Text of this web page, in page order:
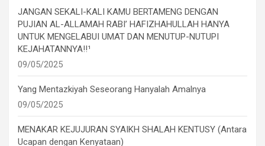
JANGAN SEKALI-KALI KAMU BERTAMENG DENGAN
PUJIAN AL-ALLAMAH RABI’ HAFIZHAHULLAH HANYA
UNTUK MENGELABUI UMAT DAN MENUTUP-NUTUPI
KEJAHATANNYA!!¹
09/05/2025
Yang Mentazkiyah Seseorang Hanyalah Amalnya
09/05/2025
MENAKAR KEJUJURAN SYAIKH SHALAH KENTUSY (Antara
Ucapan dengan Kenyataan)